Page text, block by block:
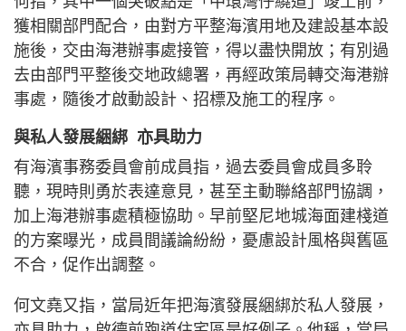
獲相關部門配合，由對方平整海濱用地及建設基本設
施後，交由海港辦事處接管，得以盡快開放；有別過
去由部門平整後交地政總署，再經政策局轉交海港辦
事處，隨後才啟動設計、招標及施工的程序。
與私人發展綑綁 亦具助力
有海濱事務委員會前成員指，過去委員會成員多聆
聽，現時則勇於表達意見，甚至主動聯絡部門協調，
加上海港辦事處積極協助。早前堅尼地城海面建棧道
的方案曝光，成員間議論紛紛，憂慮設計風格與舊區
不合，促作出調整。
何文堯又指，當局近年把海濱發展綑綁於私人發展，